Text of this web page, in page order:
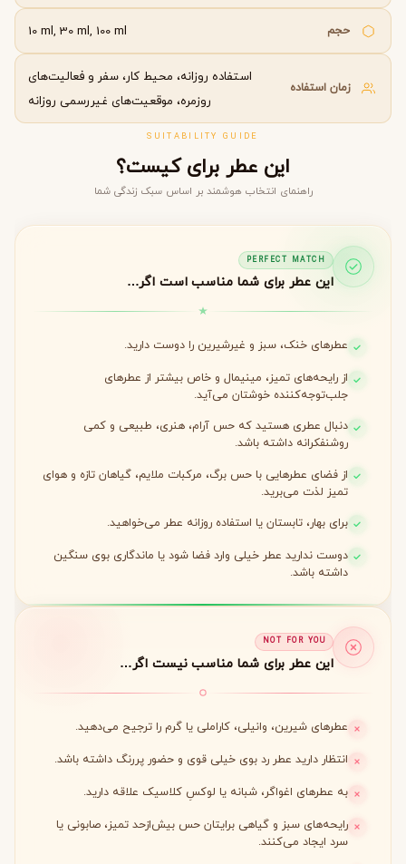
حجم 10 ml, 30 ml, 100 ml
زمان استفاده
استفاده روزانه، محیط کار، سفر و فعالیت‌های
روزمره، موقعیت‌های غیررسمی روزانه
SUITABILITY GUIDE
این عطر برای کیست؟
راهنمای انتخاب هوشمند بر اساس سبک زندگی شما
PERFECT MATCH
این عطر برای شما مناسب است اگر…
عطرهای خنک، سبز و غیرشیرین را دوست دارید.
از رایحه‌های تمیز، مینیمال و خاص بیشتر از عطرهای
جلب‌توجه‌کننده خوشتان می‌آید.
دنبال عطری هستید که حس آرام، هنری، طبیعی و کمی
روشنفکرانه داشته باشد.
از فضای عطرهایی با حس برگ، مرکبات ملایم، گیاهان تازه و هوای
تمیز لذت می‌برید.
برای بهار، تابستان یا استفاده روزانه عطر می‌خواهید.
دوست ندارید عطر خیلی وارد فضا شود یا ماندگاری بوی سنگین
داشته باشد.
NOT FOR YOU
این عطر برای شما مناسب نیست اگر…
عطرهای شیرین، وانیلی، کاراملی یا گرم را ترجیح می‌دهید.
انتظار دارید عطر رد بوی خیلی قوی و حضور پررنگ داشته باشد.
به عطرهای اغواگر، شبانه یا لوکسِ کلاسیک علاقه دارید.
رایحه‌های سبز و گیاهی برایتان حس بیش‌ازحد تمیز، صابونی یا
سرد ایجاد می‌کنند.